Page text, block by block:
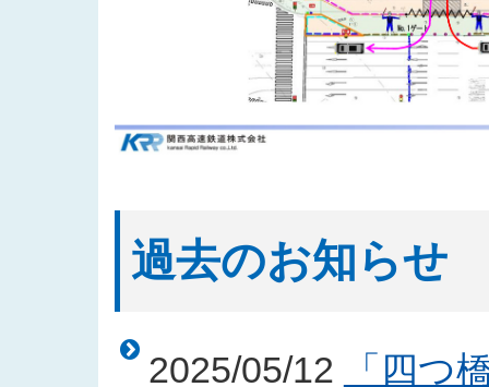
過去のお知らせ
2025/05/12
「四つ